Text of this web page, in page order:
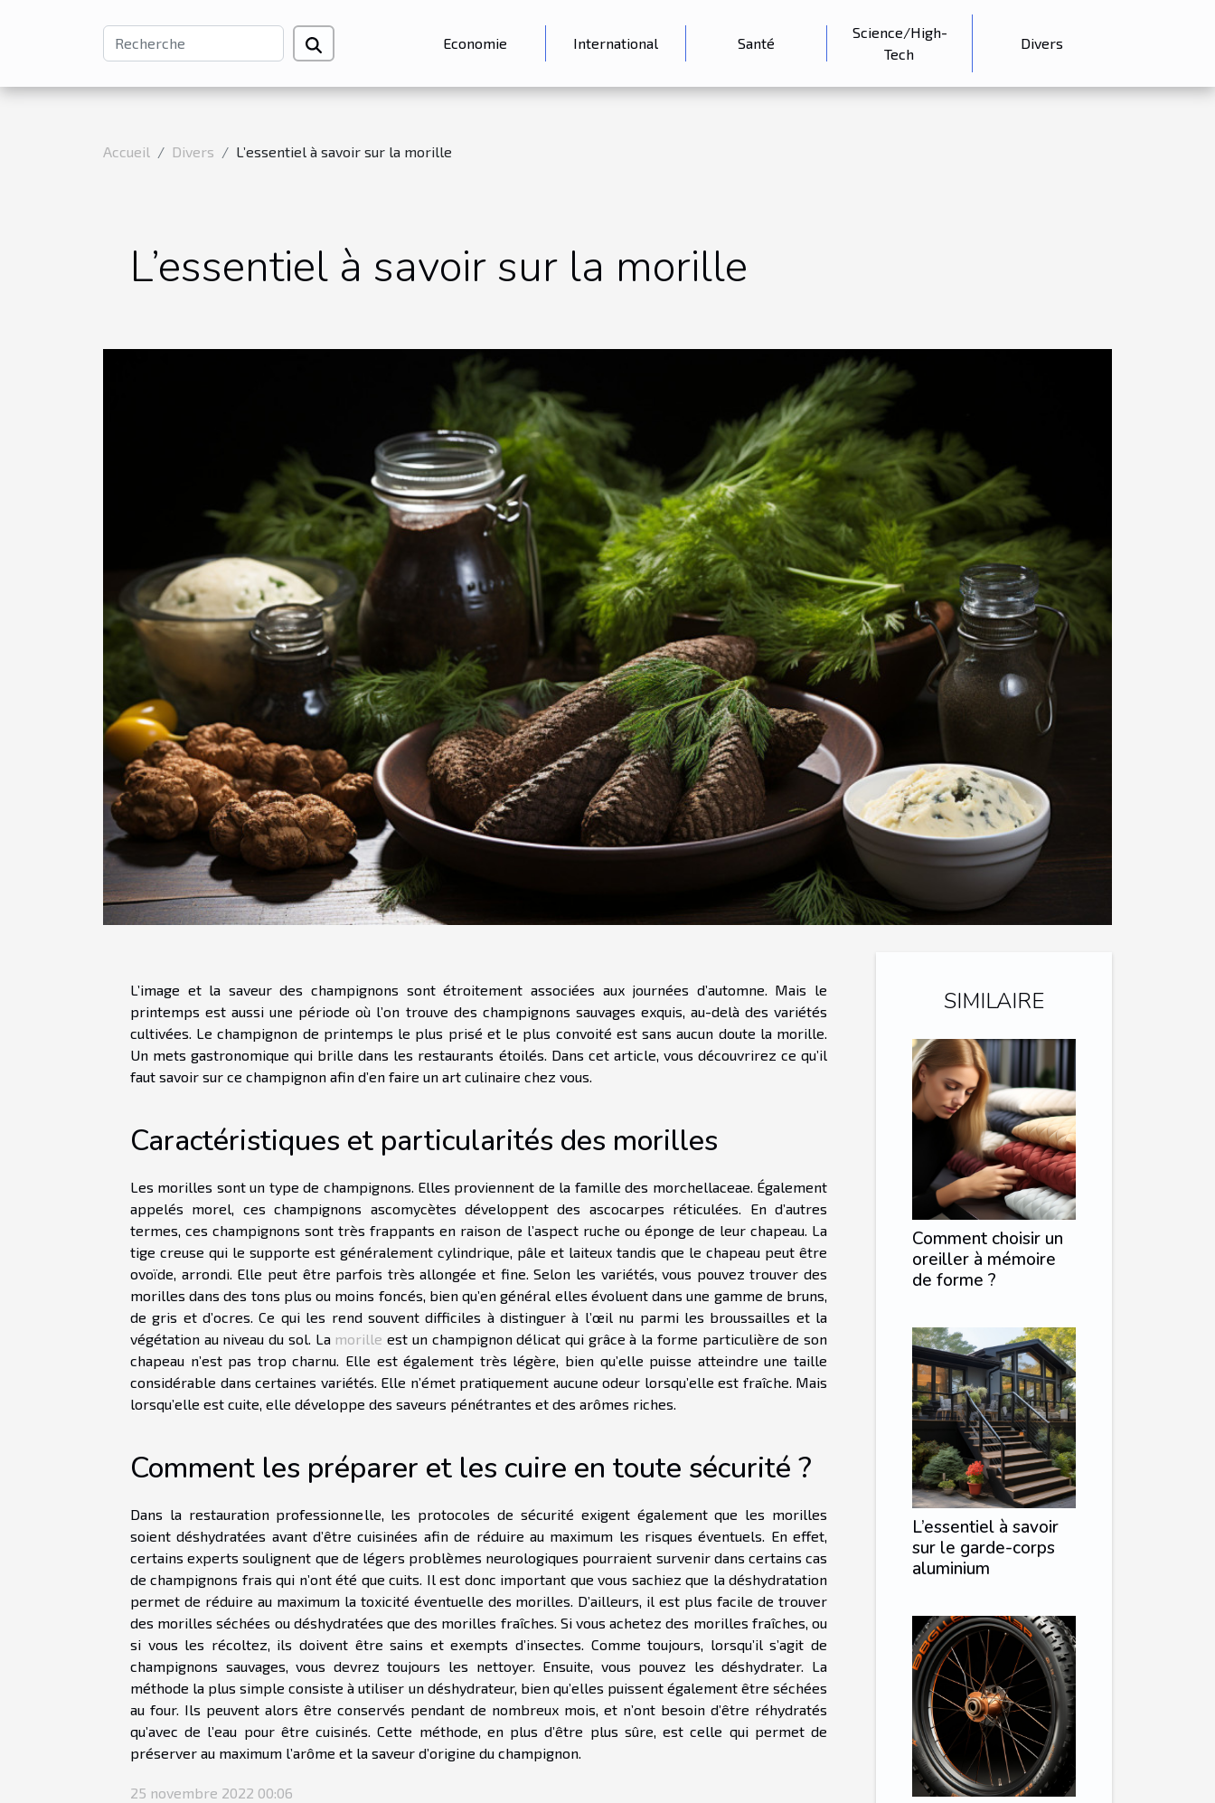
Economie International Santé
Science/High-
Tech
Divers
Accueil Divers L’essentiel à savoir sur la morille
L’essentiel à savoir sur la morille
L’image et la saveur des champignons sont étroitement associées aux journées d’automne. Mais le
printemps est aussi une période où l’on trouve des champignons sauvages exquis, au-delà des variétés
cultivées. Le champignon de printemps le plus prisé et le plus convoité est sans aucun doute la morille.
Un mets gastronomique qui brille dans les restaurants étoilés. Dans cet article, vous découvrirez ce qu’il
faut savoir sur ce champignon afin d’en faire un art culinaire chez vous.
Caractéristiques et particularités des morilles
Les morilles sont un type de champignons. Elles proviennent de la famille des morchellaceae. Également
appelés morel, ces champignons ascomycètes développent des ascocarpes réticulées. En d’autres
termes, ces champignons sont très frappants en raison de l’aspect ruche ou éponge de leur chapeau. La
tige creuse qui le supporte est généralement cylindrique, pâle et laiteux tandis que le chapeau peut être
ovoïde, arrondi. Elle peut être parfois très allongée et fine. Selon les variétés, vous pouvez trouver des
morilles dans des tons plus ou moins foncés, bien qu’en général elles évoluent dans une gamme de bruns,
de gris et d’ocres. Ce qui les rend souvent difficiles à distinguer à l’œil nu parmi les broussailles et la
végétation au niveau du sol. La morille est un champignon délicat qui grâce à la forme particulière de son
chapeau n’est pas trop charnu. Elle est également très légère, bien qu’elle puisse atteindre une taille
considérable dans certaines variétés. Elle n’émet pratiquement aucune odeur lorsqu’elle est fraîche. Mais
lorsqu’elle est cuite, elle développe des saveurs pénétrantes et des arômes riches.
Comment les préparer et les cuire en toute sécurité ?
Dans la restauration professionnelle, les protocoles de sécurité exigent également que les morilles
soient déshydratées avant d’être cuisinées afin de réduire au maximum les risques éventuels. En effet,
certains experts soulignent que de légers problèmes neurologiques pourraient survenir dans certains cas
de champignons frais qui n’ont été que cuits. Il est donc important que vous sachiez que la déshydratation
permet de réduire au maximum la toxicité éventuelle des morilles. D’ailleurs, il est plus facile de trouver
des morilles séchées ou déshydratées que des morilles fraîches. Si vous achetez des morilles fraîches, ou
si vous les récoltez, ils doivent être sains et exempts d’insectes. Comme toujours, lorsqu’il s’agit de
champignons sauvages, vous devrez toujours les nettoyer. Ensuite, vous pouvez les déshydrater. La
méthode la plus simple consiste à utiliser un déshydrateur, bien qu’elles puissent également être séchées
au four. Ils peuvent alors être conservés pendant de nombreux mois, et n’ont besoin d’être réhydratés
qu’avec de l’eau pour être cuisinés. Cette méthode, en plus d’être plus sûre, est celle qui permet de
préserver au maximum l’arôme et la saveur d’origine du champignon.
25 novembre 2022 00:06
SIMILAIRE
Comment choisir un
oreiller à mémoire
de forme ?
L’essentiel à savoir
sur le garde-corps
aluminium